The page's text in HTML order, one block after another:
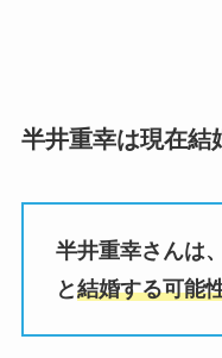
半井重幸は現在結
半井重幸さんは
と結婚する可能